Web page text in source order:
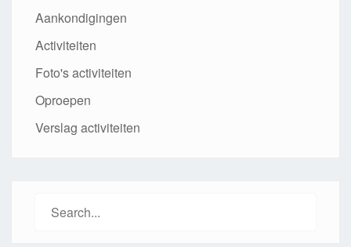
Aankondigingen
Activiteiten
Foto's activiteiten
Oproepen
Verslag activiteiten
Search